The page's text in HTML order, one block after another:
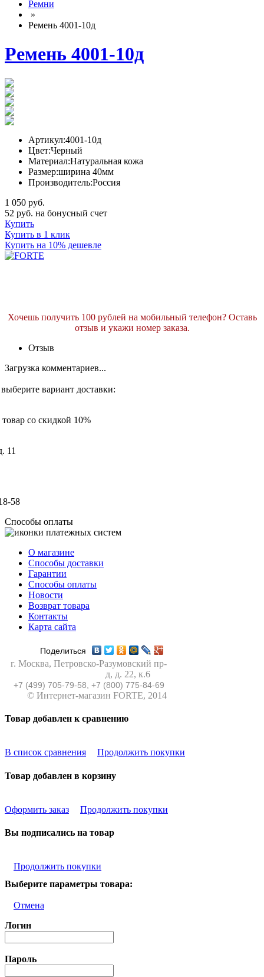
Ремни
»
Ремень 4001-10д
Ремень 4001-10д
Артикул:4001-10д
Цвет:Черный
Материал:Натуральная кожа
Размер:ширина 40мм
Производитель:Россия
1 050 руб.
52 руб. на бонусный счет
Купить
Купить в 1 клик
Купить на 10% дешевле
Хочешь получить 100 рублей на мобильный телефон? Оставь
отзыв и укажи номер заказа.
Отзыв
Загрузка комментариев...
вариант доставки:
со скидкой 10%
11
58
Способы оплаты
О магазине
Способы доставки
Гарантии
Способы оплаты
Новости
Возврат товара
Контакты
Карта сайта
Поделиться
г. Москва, Петровско-Разумовский пр-
д, д. 22, к.6
+7 (499) 705-79-58, +7 (800) 775-84-69
© Интернет-магазин FORTE, 2014
Товар добавлен к сравнению
В список сравнения Продолжить покупки
Товар добавлен в корзину
Оформить заказ Продолжить покупки
Вы подписались на товар
Продолжить покупки
Выберите параметры товара:
Отмена
Логин
Пароль